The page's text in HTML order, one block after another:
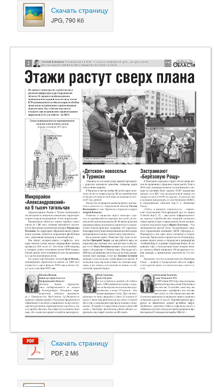
Скачать страницу
JPG, 790 Кб
Скачать страницу
PDF, 2 Мб